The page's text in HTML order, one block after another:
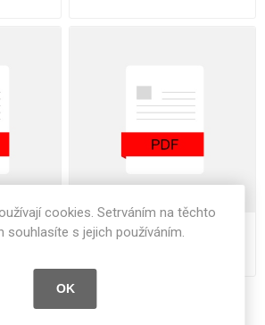
desky
Unilin DTD a MDF desky
cookies. Setrváním na těchto
souhlasíte s jejich používáním.
OK